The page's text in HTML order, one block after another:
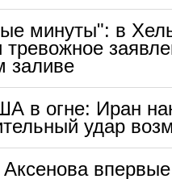
минуты": в
тревожное
заливе
в огне: Иран
удар
впервые